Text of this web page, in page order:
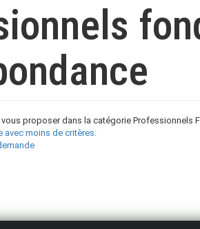
proposer dans la catégorie
avec moins de critères.